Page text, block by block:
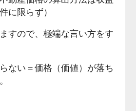
に限らず）
すので、極端な言い方をす
ない＝価格（価値）が落ち